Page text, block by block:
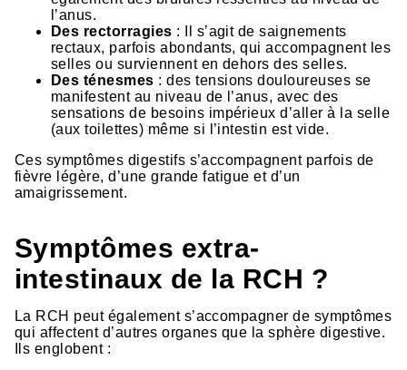
l’anus.
Des rectorragies : Il s’agit de saignements
rectaux, parfois abondants, qui accompagnent les
selles ou surviennent en dehors des selles.
Des ténesmes : des tensions douloureuses se
manifestent au niveau de l’anus, avec des
sensations de besoins impérieux d’aller à la selle
(aux toilettes) même si l’intestin est vide.
Ces symptômes digestifs s’accompagnent parfois de
fièvre légère, d’une grande fatigue et d’un
amaigrissement.
Symptômes extra-
intestinaux de la RCH ?
La RCH peut également s’accompagner de symptômes
qui affectent d’autres organes que la sphère digestive.
Ils englobent :